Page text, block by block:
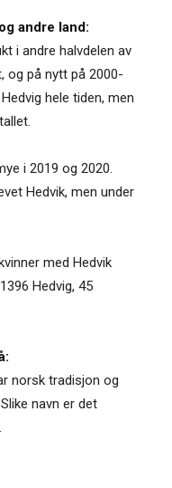
andre land:
i andre halvdelen av
og på nytt på 2000-
hele tiden, men
i 2019 og 2020.
Hedvik, men under
med Hedvik
Hedvig, 45
norsk tradisjon og
navn er det